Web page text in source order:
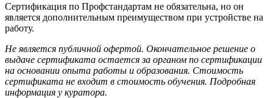
Сертификация по Профстандартам не обязательна, но он
является дополнительным преимуществом при устройстве на
работу.
Не является публичной офертой. Окончательное решение о
выдаче сертификата остается за органом по сертификации
на основании опыта работы и образования. Стоимость
сертификата не входит в стоимость обучения. Подробная
информация у куратора.